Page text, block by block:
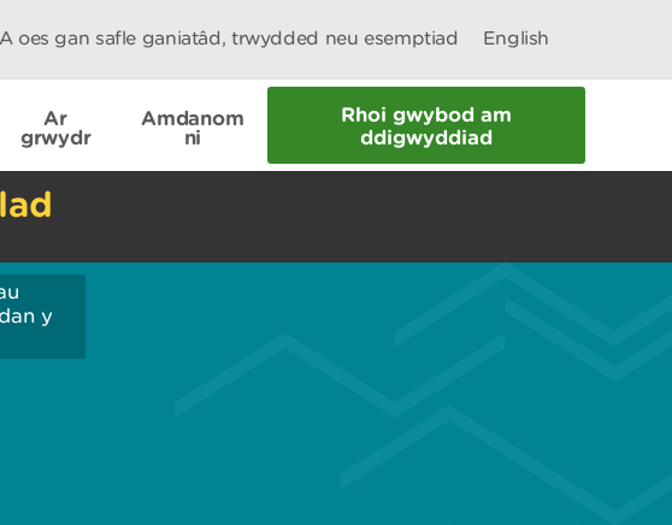
A oes gan safle ganiatâd, trwydded neu esemptiad English
Ar
grwydr
Amdanom
ni
Rhoi gwybod am
ddigwyddiad
y